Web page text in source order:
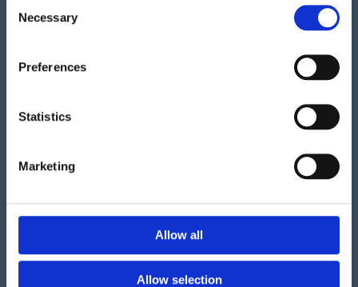
Selection
Necessary
Preferences
Statistics
Marketing
Allow all
Allow selection
inspirerande utmaningar för barnen, hög säkerhet och
Kontakt
E A Rosengrensgata 32
E-post: